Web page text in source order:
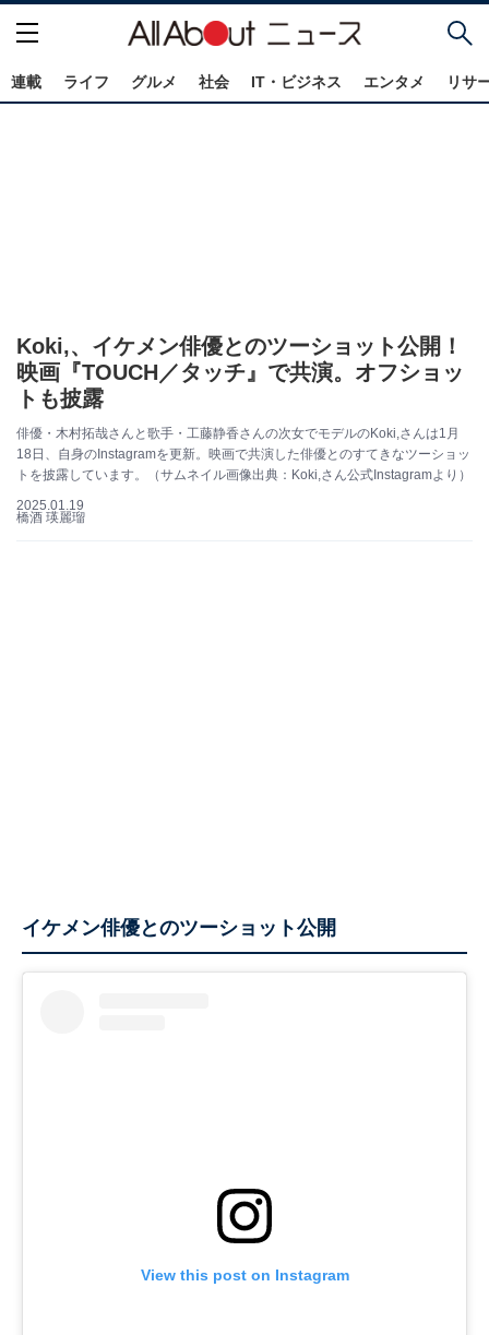
連載 ライフ グルメ 社会 IT・ビジネス エンタメ リサ
Koki,、イケメン俳優とのツーショット公開！
映画『TOUCH／タッチ』で共演。オフショッ
トも披露
俳優・木村拓哉さんと歌手・工藤静香さんの次女でモデルのKoki,さんは1月
18日、自身のInstagramを更新。映画で共演した俳優とのすてきなツーショッ
トを披露しています。（サムネイル画像出典：Koki,さん公式Instagramより）
2025.01.19
橋酒 瑛麗瑠
イケメン俳優とのツーショット公開
View this post on Instagram